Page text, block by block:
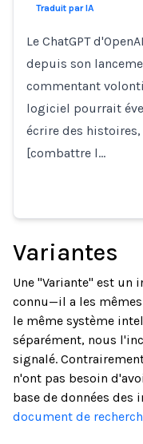
Traduit par IA
Le ChatGPT
depuis son
commentant
logiciel pourrait
écrire des
[combattre l…
Variantes
Une "Variante" est un
connu—il a les
le même système
séparément, nous
signalé.
n'ont pas besoin
base de données des
document de